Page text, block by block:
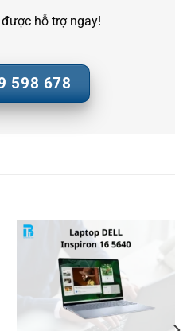
hỗ trợ ngay!
598 678